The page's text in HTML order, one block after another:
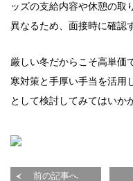
ッズの支給内容や休憩の取
異なるため、面接時に確認
厳しい冬だからこそ高単価
寒対策と手厚い手当を活用
として検討してみてはいか
前の記事へ